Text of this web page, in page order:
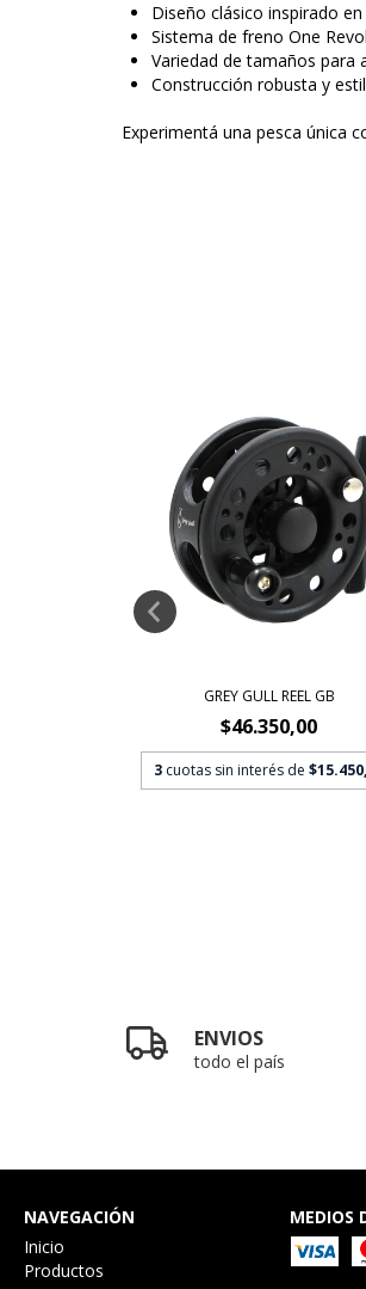
Diseño clásico inspirado
Sistema de freno One
Variedad de tamaños para
Construcción robusta y
Experimentá una pesca única
GREY GULL REEL GB
$46.350,00
3 cuotas sin interés de
ENVIOS
todo el país
NAVEGACIÓN
Inicio
Productos
MEDIOS